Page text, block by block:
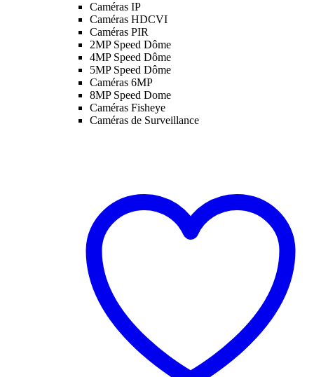
Caméras IP
Caméras HDCVI
Caméras PIR
2MP Speed Dôme
4MP Speed Dôme
5MP Speed Dôme
Caméras 6MP
8MP Speed Dome
Caméras Fisheye
Caméras de Surveillance